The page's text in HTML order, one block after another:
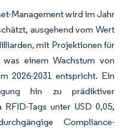
Management wird im Jahr
ausgehend vom Wert
mit Projektionen für
einem Wachstum von
2026-2031 entspricht. Ein
hin zu prädiktiver
Tags unter USD 0,05,
Compliance-